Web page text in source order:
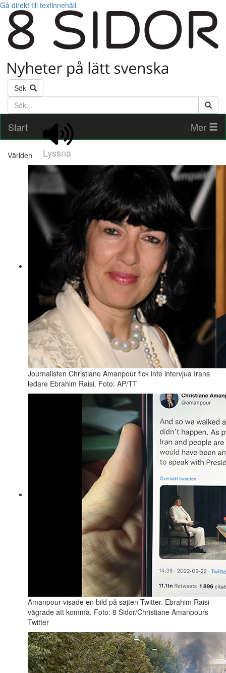
Gå direkt till textinnehåll
Sök
Söktext
Start
Lyssna
Mer
Världen
Journalisten Christiane Amanpour fick inte intervjua Irans
ledare Ebrahim Raisi. Foto: AP/TT
Amanpour visade en bild på sajten Twitter. Ebrahim Raisi
vägrade att komma. Foto: 8 Sidor/Christiane Amanpours
Twitter